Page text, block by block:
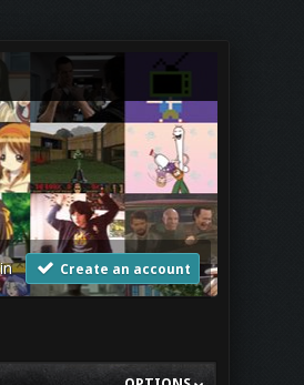
Create an account